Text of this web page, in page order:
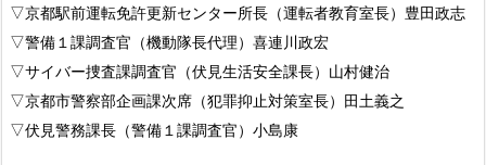
▽京都駅前運転免許更新センター所長（運転者教育室長）豊田政志
▽警備１課調査官（機動隊長代理）喜連川政宏
▽サイバー捜査課調査官（伏見生活安全課長）山村健治
▽京都市警察部企画課次席（犯罪抑止対策室長）田土義之
▽伏見警務課長（警備１課調査官）小島康